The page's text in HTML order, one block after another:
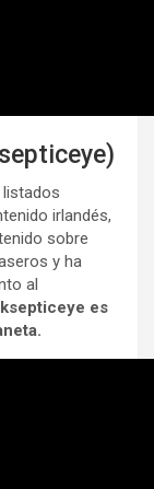
irlandés,
sobre
y ha
al
es